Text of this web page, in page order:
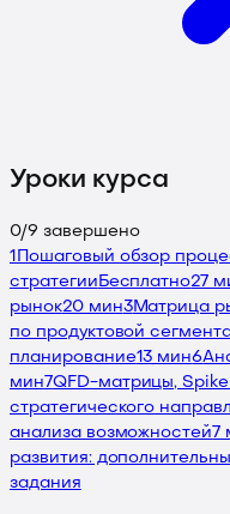
Уроки курса
0/9 завершено
1
Пошаговый обзор
стратегии Бесплатно27
рынок20 мин3Матрица
по продуктовой
планирование13 мин6
мин 7QFD-матрицы,
стратегического
анализа возможностей 7
развития:
задания